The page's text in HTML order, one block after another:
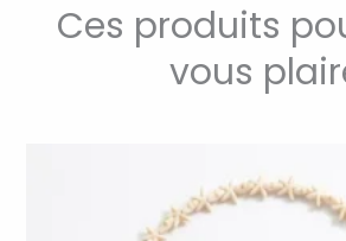
Ces produits
vous